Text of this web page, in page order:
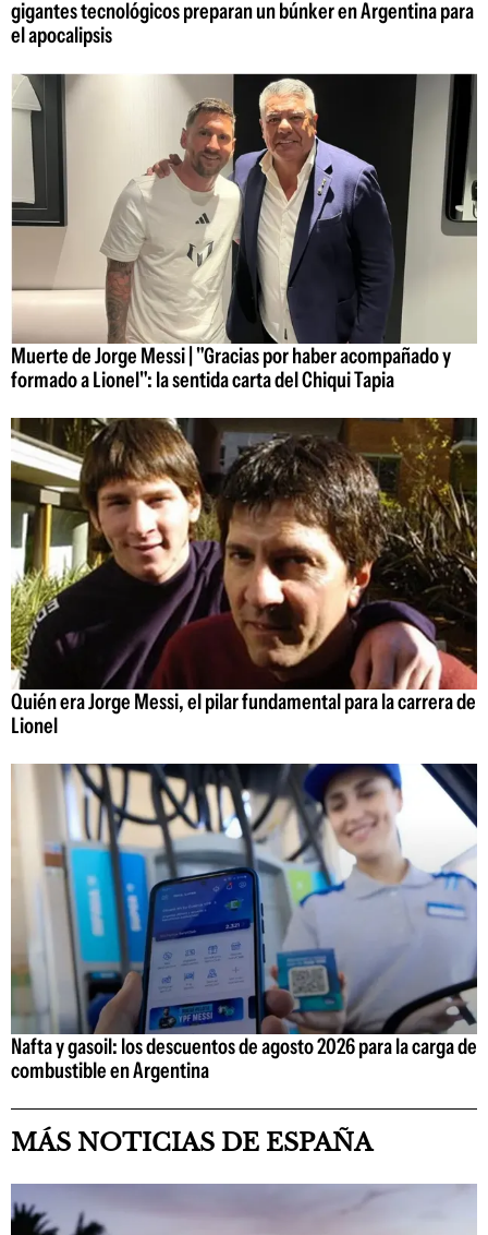
gigantes tecnológicos preparan un búnker en Argentina para
el apocalipsis
Muerte de Jorge Messi | "Gracias por haber acompañado y
formado a Lionel": la sentida carta del Chiqui Tapia
Quién era Jorge Messi, el pilar fundamental para la carrera de
Lionel
Nafta y gasoil: los descuentos de agosto 2026 para la carga de
combustible en Argentina
MÁS NOTICIAS DE ESPAÑA